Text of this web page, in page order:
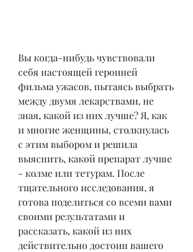
Вы когда-нибудь чувствовали
себя настоящей героиней
фильма ужасов, пытаясь выбрать
между двумя лекарствами, не
зная, какой из них лучше? Я, как
и многие женщины, столкнулась
с этим выбором и решила
выяснить, какой препарат лучше
- колме или тетурам. После
тщательного исследования, я
готова поделиться со всеми вами
своими результатами и
рассказать, какой из них
действительно достоин вашего